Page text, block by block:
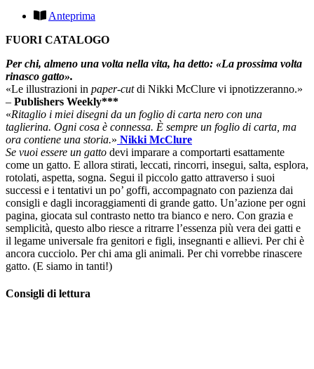
Anteprima
FUORI CATALOGO
Per chi, almeno una volta nella vita, ha detto: «La prossima volta
rinasco gatto».
«Le illustrazioni in paper-cutdi Nikki McClure vi ipnotizzeranno.»
– Publishers Weekly***
«Ritaglio i miei disegni da un foglio di carta nero con una
taglierina. Ogni cosa è connessa. È sempre un foglio di carta, ma
ora contiene una storia.» Nikki McClure
Se vuoi essere un gatto devi imparare a comportarti esattamente
come un gatto. E allora stirati, leccati, rincorri, insegui, salta, esplora,
rotolati, aspetta, sogna. Segui il piccolo gatto attraverso i suoi
successi e i tentativi un po’ goffi, accompagnato con pazienza dai
consigli e dagli incoraggiamenti di grande gatto. Un’azione per ogni
pagina, giocata sul contrasto netto tra bianco e nero. Con grazia e
semplicità, questo albo riesce a ritrarre l’essenza più vera dei gatti e
il legame universale fra genitori e figli, insegnanti e allievi. Per chi è
ancora cucciolo. Per chi ama gli animali. Per chi vorrebbe rinascere
gatto. (E siamo in tanti!)
Consigli di lettura